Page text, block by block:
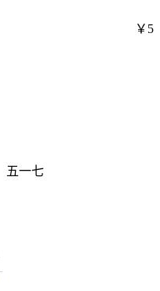
五一七
￥5